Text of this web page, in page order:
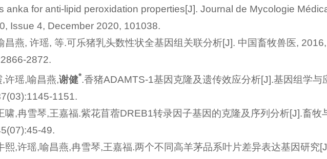
anka for anti-lipid peroxidation properties[J]. Journal de Mycologie
Issue 4, December 2020, 101038.
昌燕, 许瑶, 等.可乐猪乳头数性状全基因组关联分析[J]. 中国畜牧兽医, 2016,
2872.
许瑶,喻昌燕,谢健*.香猪ADAMTS-1基因克隆及遗传效应分析[J].基因组学与
1151.
啸,冉雪琴,王嘉福.紫花苜蓿DREB1转录因子基因的克隆及序列分析[J].畜牧
49.
熙,许瑶,喻昌燕,冉雪琴,王嘉福.两个不同高羊茅品系叶片差异表达基因研究